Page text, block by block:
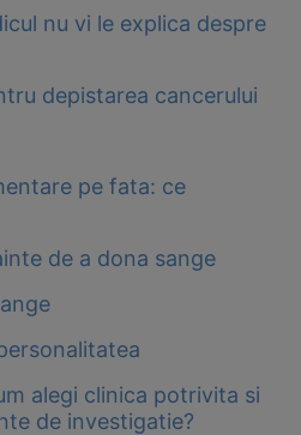
nu vi le explica despre
depistarea cancerului
pe fata: ce
de a dona sange
alegi clinica potrivita si
de investigatie?